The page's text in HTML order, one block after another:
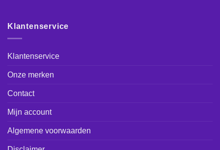
Klantenservice
Klantenservice
Onze merken
Contact
Mijn account
Algemene voorwaarden